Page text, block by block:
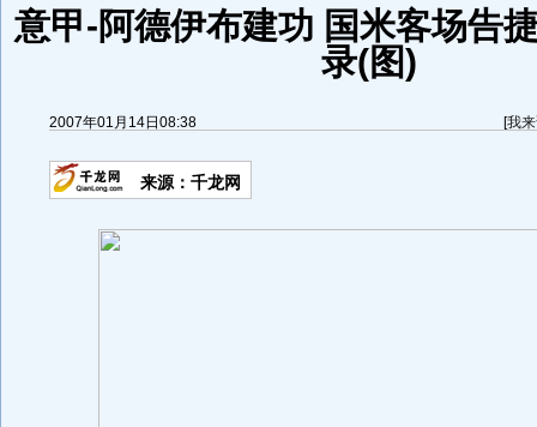
意甲-阿德伊布建功 国米客场告
录(图)
2007年01月14日08:38 [我
来源：千龙网